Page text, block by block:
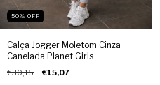
50% OFF
Calça Jogger Moletom Cinza
Canelada Planet Girls
€30,15 €15,07